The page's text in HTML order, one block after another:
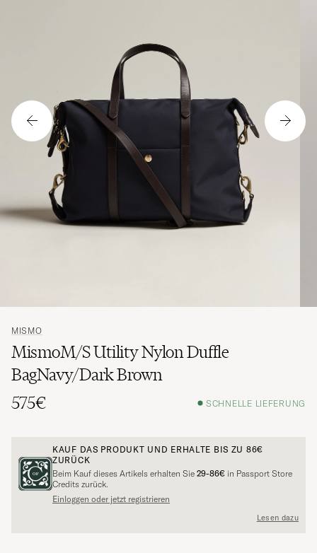
MISMO
MismoM/S Utility Nylon Duffle
BagNavy/Dark Brown
575€
SCHNELLE LIEFERUNG
KAUF DAS PRODUKT UND ERHALTE BIS ZU 86€
ZURÜCK
Beim Kauf dieses Artikels erhalten Sie 29-86€ in Passport Store
Credits zurück.
Einloggen oder jetzt registrieren
Lesen dazu